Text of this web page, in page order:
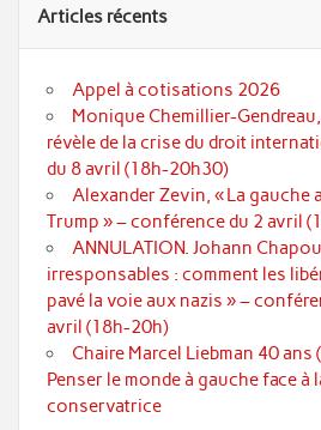
Articles récents
Appel à cotisations 2026
Monique Chemillier-Gendreau,
révèle de la crise du droit
du 8 avril (18h-20h30)
Alexander Zevin, « La gauche
Trump » – conférence du 2 avril
ANNULATION. Johann
irresponsables : comment les
pavé la voie aux nazis » –
avril (18h-20h)
Chaire Marcel Liebman 40
Penser le monde à gauche face
conservatrice